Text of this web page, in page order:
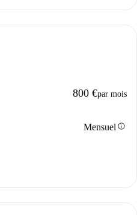
800 €par mois
Mensuel info